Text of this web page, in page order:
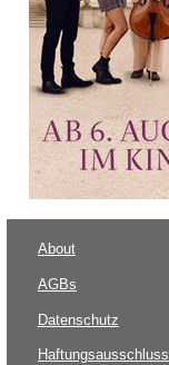
About
AGBs
Datenschutz
Haftungsausschluss